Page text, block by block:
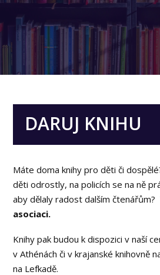
DARUJ KNIHU
Máte doma knihy pro děti či
děti odrostly, na policích se na ně
aby dělaly radost dalším čtenářům?
asociaci.
Knihy pak budou k dispozici v naší
v Athénách či v krajanské knihovně
na Lefkadě.